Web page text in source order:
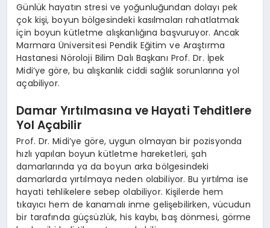
Günlük hayatın stresi ve yoğunluğundan dolayı pek
çok kişi, boyun bölgesindeki kasılmaları rahatlatmak
için boyun kütletme alışkanlığına başvuruyor. Ancak
Marmara Üniversitesi Pendik Eğitim ve Araştırma
Hastanesi Nöroloji Bilim Dalı Başkanı Prof. Dr. İpek
Midi’ye göre, bu alışkanlık ciddi sağlık sorunlarına yol
açabiliyor.
Damar Yırtılmasına ve Hayati Tehditlere
Yol Açabilir
Prof. Dr. Midi’ye göre, uygun olmayan bir pozisyonda
hızlı yapılan boyun kütletme hareketleri, şah
damarlarında ya da boyun arka bölgesindeki
damarlarda yırtılmaya neden olabiliyor. Bu yırtılma ise
hayati tehlikelere sebep olabiliyor. Kişilerde hem
tıkayıcı hem de kanamalı inme gelişebilirken, vücudun
bir tarafında güçsüzlük, his kaybı, baş dönmesi, görme